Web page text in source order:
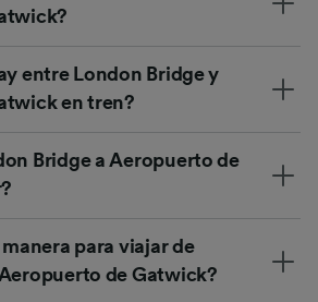
entre London Bridge y
en tren?
Bridge a Aeropuerto de
para viajar de
de Gatwick?